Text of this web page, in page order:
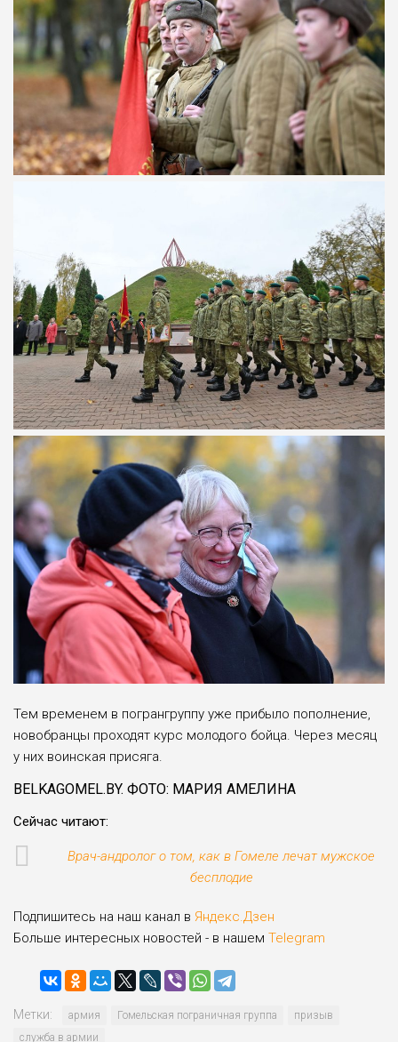
Тем временем в погрангруппу уже прибыло пополнение,
новобранцы проходят курс молодого бойца. Через месяц
у них воинская присяга.
BELKAGOMEL.BY. ФОТО: МАРИЯ АМЕЛИНА
Сейчас читают:
Врач-андролог о том, как в Гомеле лечат мужское
бесплодие
Подпишитесь на наш канал в Яндекс.Дзен
Больше интересных новостей - в нашем Telegram
Метки: армия Гомельская пограничная группа
призыв
служба в армии